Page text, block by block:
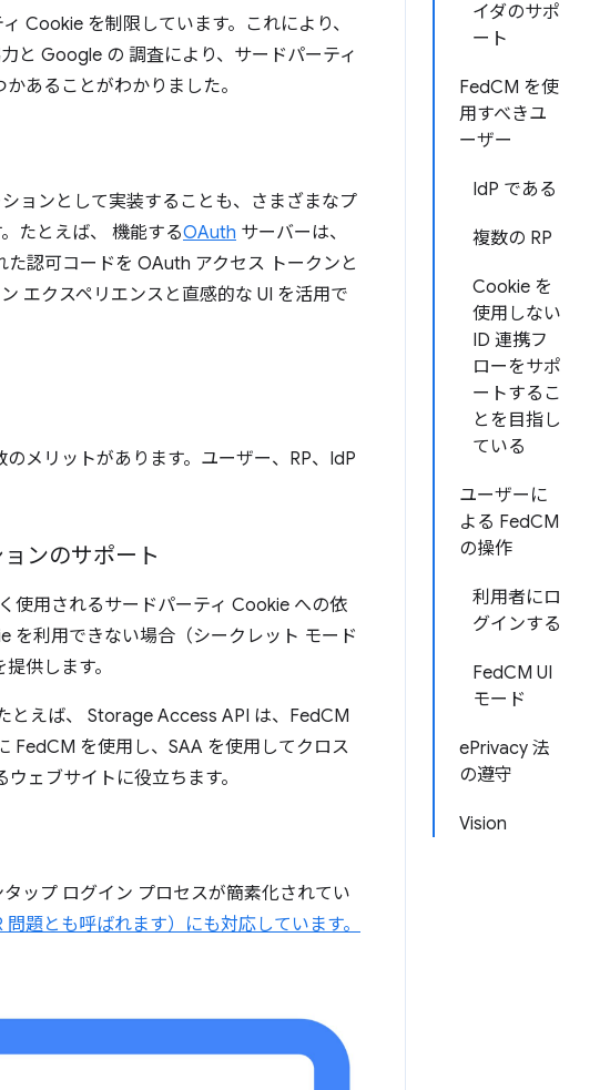
イダのサポ
ート
FedCM を使
用すべきユ
ーザー
IdP である
複数の RP
Cookie を
使用しない
ID 連携フ
ローをサポ
ートするこ
とを目指し
ている
ユーザーに
よる FedCM
の操作
利用者にロ
グインする
FedCM UI
モード
ePrivacy 法
の遵守
Vision
Cookie を制限しています。これにより、
と Google の 調査により、サードパーティ
かあることがわかりました。
ョンとして実装することも、さまざまなプ
たとえば、 機能するOAuth サーバーは、
認可コードを OAuth アクセス トークンと
エクスペリエンスと直感的な UI を活用で
メリットがあります。ユーザー、RP、IdP
ンのサポート
使用されるサードパーティ Cookie への依
を利用できない場合（シークレット モード
供します。
とえば、 Storage Access API は、FedCM
FedCM を使用し、SAA を使用してクロス
ェブサイトに役立ちます。
ップ ログイン プロセスが簡素化されてい
題とも呼ばれます）にも対応しています。